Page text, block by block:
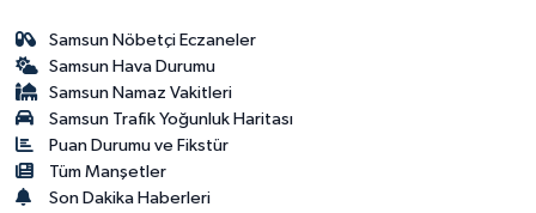
Samsun Nöbetçi Eczaneler
Samsun Hava Durumu
Samsun Namaz Vakitleri
Samsun Trafik Yoğunluk Haritası
Puan Durumu ve Fikstür
Tüm Manşetler
Son Dakika Haberleri